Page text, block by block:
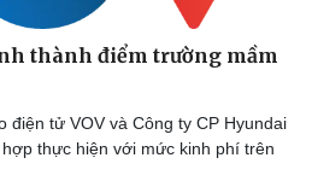
Chuyển đổi số
thành điểm trường mầm
điện tử VOV và Công ty CP Hyundai
thực hiện với mức kinh phí trên